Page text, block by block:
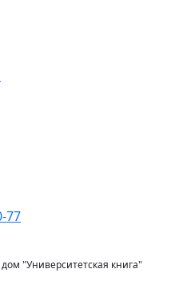
77
"Университетская книга"